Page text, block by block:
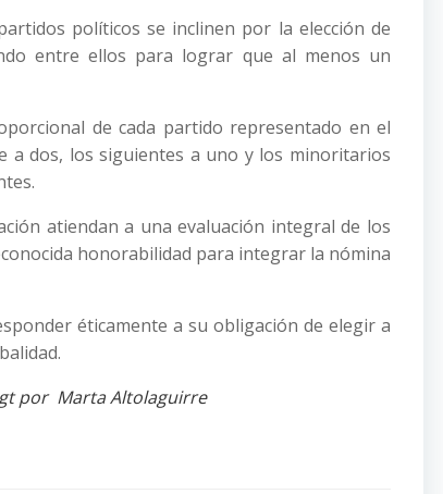
políticos se inclinen por la elección de
entre ellos para lograr que al menos un
de cada partido representado en el
a dos, los siguientes a uno y los minoritarios
atiendan a una evaluación integral de los
honorabilidad para integrar la nómina
éticamente a su obligación de elegir a
por Marta Altolaguirre